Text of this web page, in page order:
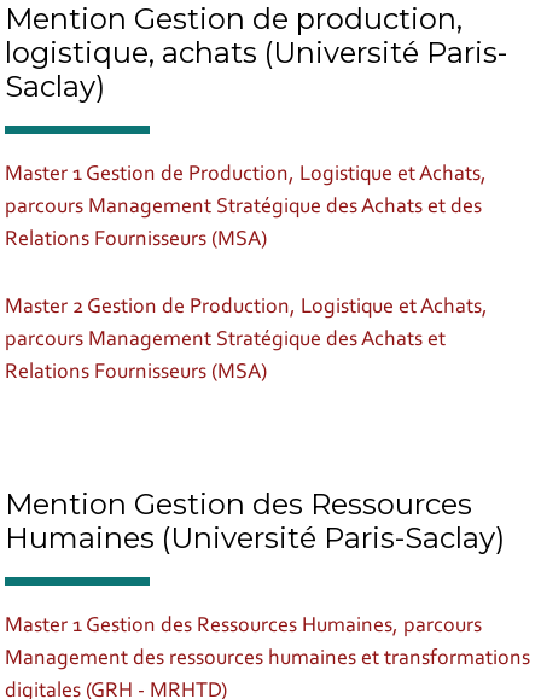
Mention Gestion de production,
logistique, achats (Université Paris-
Saclay)
Master 1 Gestion de Production, Logistique et Achats,
parcours Management Stratégique des Achats et des
Relations Fournisseurs (MSA)
Master 2 Gestion de Production, Logistique et Achats,
parcours Management Stratégique des Achats et
Relations Fournisseurs (MSA)
Mention Gestion des Ressources
Humaines (Université Paris-Saclay)
Master 1 Gestion des Ressources Humaines, parcours
Management des ressources humaines et transformations
digitales (GRH - MRHTD)